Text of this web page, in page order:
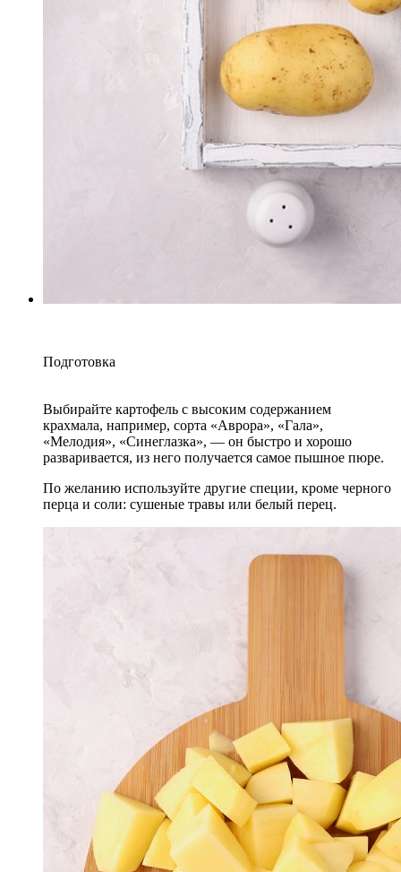
Подготовка
Выбирайте картофель с высоким содержанием
крахмала, например, сорта «Аврора», «Гала»,
«Мелодия», «Синеглазка», — он быстро и хорошо
разваривается, из него получается самое пышное пюре.
По желанию используйте другие специи, кроме черного
перца и соли: сушеные травы или белый перец.